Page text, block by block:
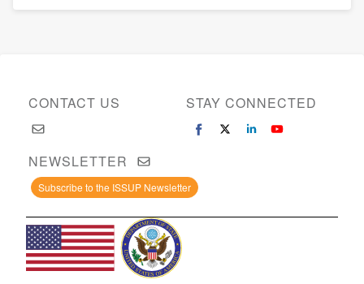
CONTACT US STAY CONNECTED
NEWSLETTER
Subscribe to the ISSUP Newsletter